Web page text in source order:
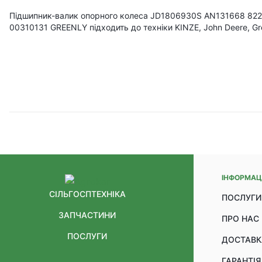
Підшипник-валик опорного колеса JD1806930S AN131668
00310131 GREENLY підходить до техніки KINZE, John Deere,
СІЛЬГОСПТЕХНІКА
ЗАПЧАСТИНИ
ПОСЛУГИ
ПОСЛУГИ
ПРО НАС